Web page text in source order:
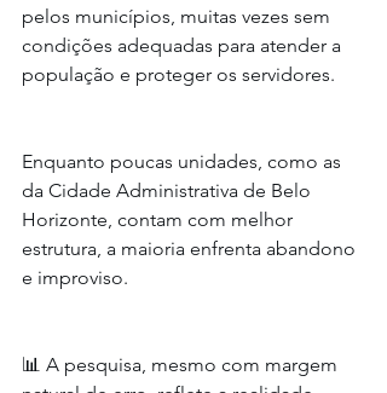
pelos municípios, muitas vezes sem
condições adequadas para atender a
população e proteger os servidores.
Enquanto poucas unidades, como as
da Cidade Administrativa de Belo
Horizonte, contam com melhor
estrutura, a maioria enfrenta abandono
e improviso.
📊 A pesquisa, mesmo com margem